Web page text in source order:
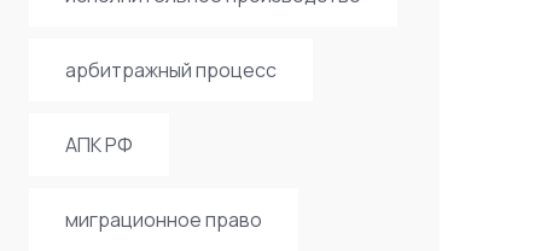
арбитражный процесс
АПК РФ
миграционное право